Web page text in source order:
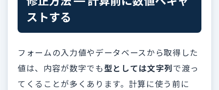
ストする
フォームの入力値やデータベースから取得した
値は、内容が数字でも型としては文字列 で渡っ
てくることが多くあります。計算に使う前に